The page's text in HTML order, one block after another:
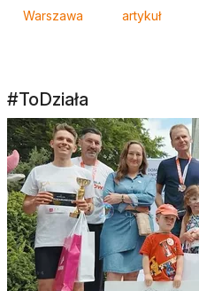
Warszawa artykuł
#ToDziała